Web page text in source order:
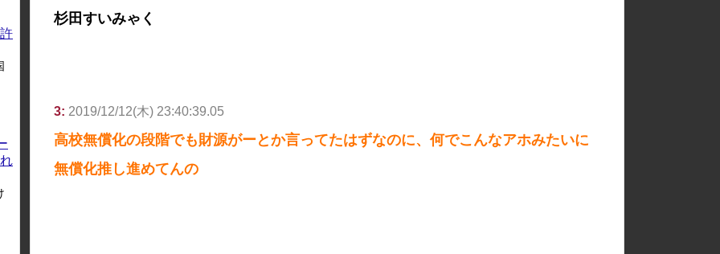
杉田すいみゃく
3: 2019/12/12(木) 23:40:39.05
高校無償化の段階でも財源がーとか言ってたはずなのに、何でこんなアホみたいに
無償化推し進めてんの